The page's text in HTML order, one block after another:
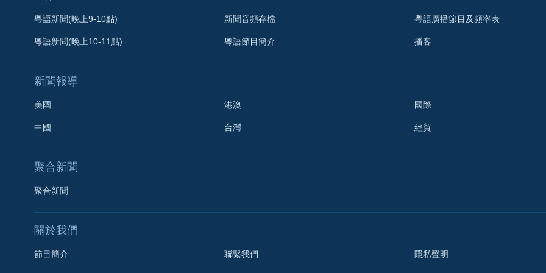
粵語新聞(晚上9-10點)
粵語新聞(晚上10-11點)
新聞音頻存檔
粵語節目簡介
粵語廣播節目及頻率表
播客
新聞報導
美國
中國
港澳
台灣
國際
經貿
聚合新聞
聚合新聞
關於我們
節目簡介 聯繫我們 隱私聲明